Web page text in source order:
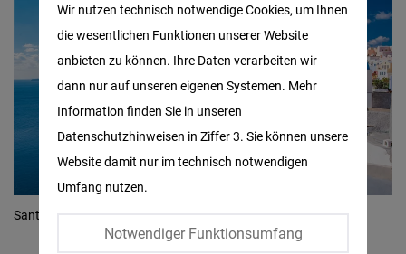
Santorino
Wir nutzen technisch notwendige Cookies, um Ihnen
die wesentlichen Funktionen unserer Website
anbieten zu können. Ihre Daten verarbeiten wir
dann nur auf unseren eigenen Systemen. Mehr
Information finden Sie in unseren
Datenschutzhinweisen in Ziffer 3. Sie können unsere
Website damit nur im technisch notwendigen
Umfang nutzen.
Notwendiger Funktionsumfang
Facebook
Embed
Twitter
Embed
Instagram